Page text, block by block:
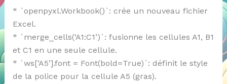
* `openpyxl.Workbook()`: crée un nouveau fichier
Excel.
* `merge_cells(‘A1:C1’)`: fusionne les cellules A1, B1
et C1 en une seule cellule.
* `ws[‘A5’].font = Font(bold=True)`: définit le style
de la police pour la cellule A5 (gras).